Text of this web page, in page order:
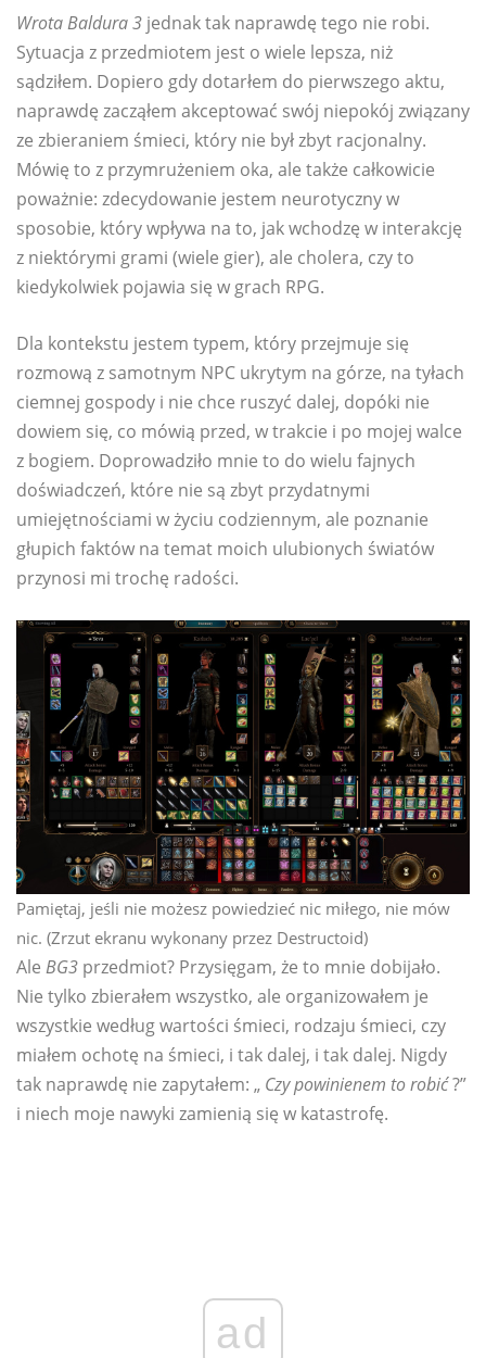
Wrota Baldura 3 jednak tak naprawdę tego nie robi.
Sytuacja z przedmiotem jest o wiele lepsza, niż
sądziłem. Dopiero gdy dotarłem do pierwszego aktu,
naprawdę zacząłem akceptować swój niepokój związany
ze zbieraniem śmieci, który nie był zbyt racjonalny.
Mówię to z przymrużeniem oka, ale także całkowicie
poważnie: zdecydowanie jestem neurotyczny w
sposobie, który wpływa na to, jak wchodzę w interakcję
z niektórymi grami (wiele gier), ale cholera, czy to
kiedykolwiek pojawia się w grach RPG.
Dla kontekstu jestem typem, który przejmuje się
rozmową z samotnym NPC ukrytym na górze, na tyłach
ciemnej gospody i nie chce ruszyć dalej, dopóki nie
dowiem się, co mówią przed, w trakcie i po mojej walce
z bogiem. Doprowadziło mnie to do wielu fajnych
doświadczeń, które nie są zbyt przydatnymi
umiejętnościami w życiu codziennym, ale poznanie
głupich faktów na temat moich ulubionych światów
przynosi mi trochę radości.
Pamiętaj, jeśli nie możesz powiedzieć nic miłego, nie mów
nic. (Zrzut ekranu wykonany przez Destructoid)
Ale BG3 przedmiot? Przysięgam, że to mnie dobijało.
Nie tylko zbierałem wszystko, ale organizowałem je
wszystkie według wartości śmieci, rodzaju śmieci, czy
miałem ochotę na śmieci, i tak dalej, i tak dalej. Nigdy
tak naprawdę nie zapytałem: „ Czy powinienem to robić?”
i niech moje nawyki zamienią się w katastrofę.
ad